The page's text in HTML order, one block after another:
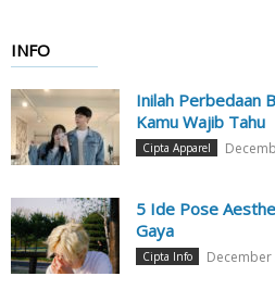
INFO
Inilah Perbedaan
Kamu Wajib Tahu
Cipta Apparel
5 Ide Pose
Gaya
Cipta Info December